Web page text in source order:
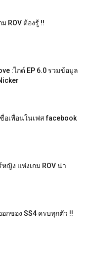
ROV ต้องรู้ !!
:ไกด์ EP 6.0 รวมข้อมูล
อเพื่อนในเฟส facebook
ญิง แห่งเกม ROV น่า
กของ SS4 ครบทุกตัว !!